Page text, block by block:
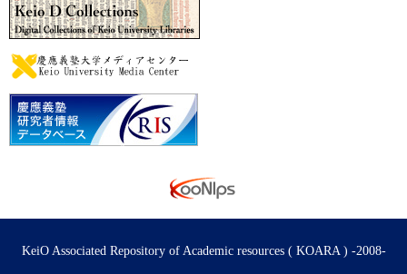
KeiO Associated Repository of Academic resources ( KOARA ) -2008-